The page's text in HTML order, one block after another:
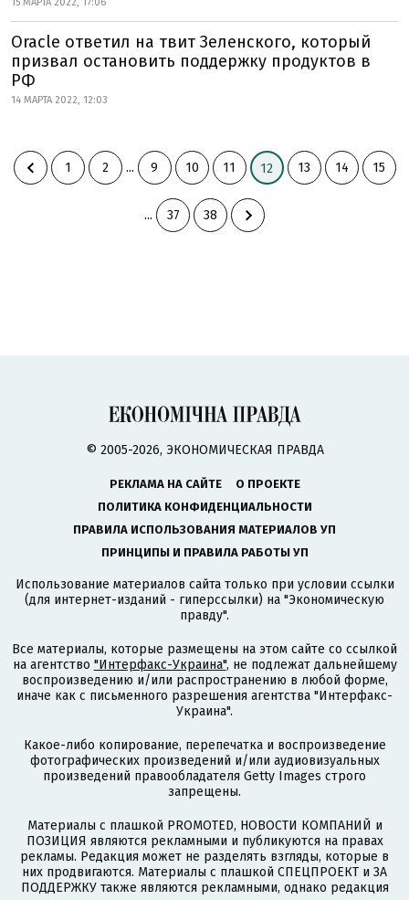
Oracle ответил на твит Зеленского, который
призвал остановить поддержку продуктов в
РФ
14 МАРТА 2022, 12:03
1 2 ... 9 10 11 12 13 14 15
... 37 38
© 2005-2026, ЭКОНОМИЧЕСКАЯ ПРАВДА
РЕКЛАМА НА САЙТЕ
О ПРОЕКТЕ
ПОЛИТИКА КОНФИДЕНЦИАЛЬНОСТИ
ПРАВИЛА ИСПОЛЬЗОВАНИЯ МАТЕРИАЛОВ УП
ПРИНЦИПЫ И ПРАВИЛА РАБОТЫ УП
Использование материалов сайта только при условии ссылки
(для интернет-изданий - гиперссылки) на "Экономическую
правду".
Все материалы, которые размещены на этом сайте со ссылкой
на агентство "Интерфакс-Украина", не подлежат дальнейшему
воспроизведению и/или распространению в любой форме,
иначе как с письменного разрешения агентства "Интерфакс-
Украина".
Какое-либо копирование, перепечатка и воспроизведение
фотографических произведений и/или аудиовизуальных
произведений правообладателя Getty Images строго
запрещены.
Материалы с плашкой PROMOTED, НОВОСТИ КОМПАНИЙ и
ПОЗИЦИЯ являются рекламными и публикуются на правах
рекламы. Редакция может не разделять взгляды, которые в
них продвигаются. Материалы с плашкой СПЕЦПРОЕКТ и ЗА
ПОДДЕРЖКУ также являются рекламными, однако редакция